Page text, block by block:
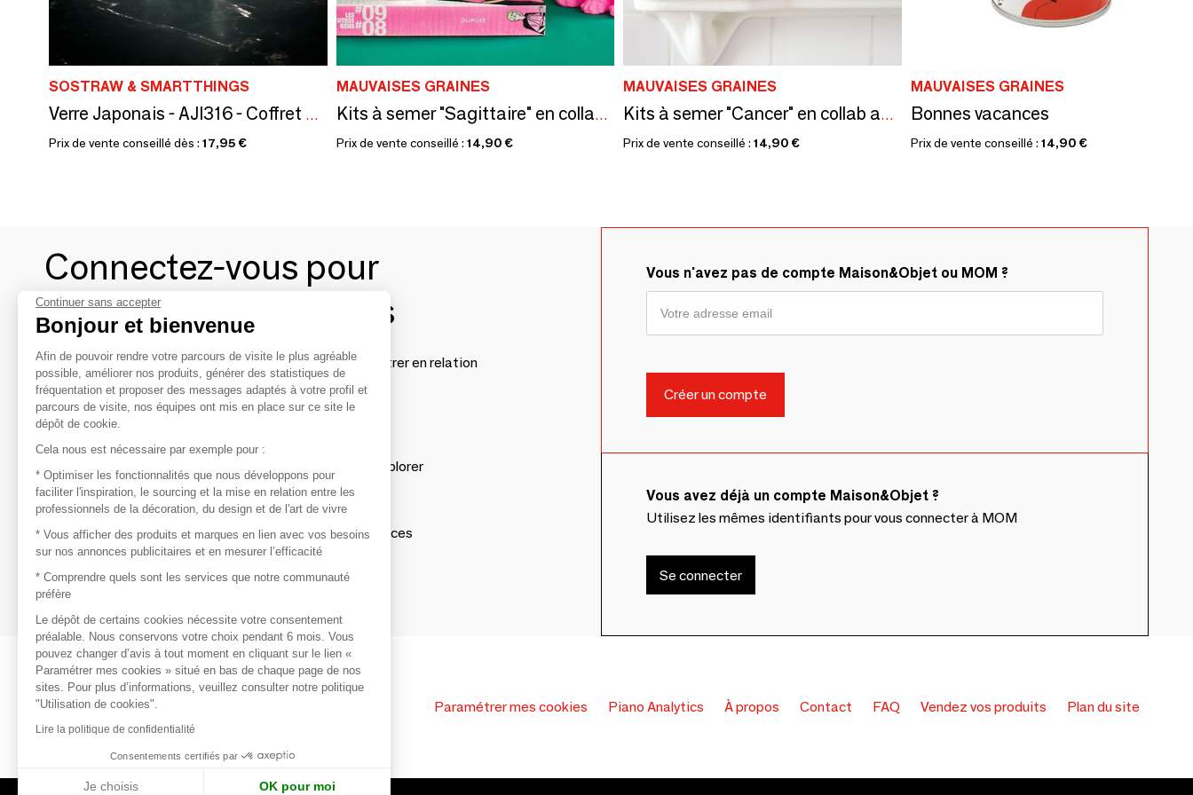
SOSTRAW & SMARTTHINGS
Verre Japonais - AJI316 - Coffret cadeau, dessous de verre et glaçons
Prix de vente conseillé dès : 17,95 €
MAUVAISES GRAINES
Kits à semer "Sagittaire" en collab avec "Tout est Dit"
Prix de vente conseillé : 14,90 €
MAUVAISES GRAINES
Kits à semer "Cancer" en collab avec "Tout est Dit"
Prix de vente conseillé : 14,90 €
MAUVAISES GRAINES
Bonnes vacances
Prix de vente conseillé : 14,90 €
Connectez-vous pour
contacter les marques
Afin de profiter au mieux de l'expérience MOM et de rentrer en relation
avec vos marques préférées, créez-vous un compte.
Découvrir
Les produits de milliers de fournisseurs à explorer
S'inspirer
Inspiration et sélections de produits tendances
Contacter
Vous n'avez pas de compte Maison&Objet ou MOM ?
Vous avez déjà un compte Maison&Objet ?
Utilisez les mêmes identifiants pour vous connecter à MOM
Se connecter
Paramétrer mes cookies Piano Analytics À propos Contact FAQ Vendez vos produits Plan du site
Continuer sans accepter
Bonjour et bienvenue
Afin de pouvoir rendre votre parcours de visite le plus agréable
possible, améliorer nos produits, générer des statistiques de
fréquentation et proposer des messages adaptés à votre profil et
parcours de visite, nos équipes ont mis en place sur ce site le
dépôt de cookie.
Cela nous est nécessaire par exemple pour :
* Optimiser les fonctionnalités que nous développons pour
faciliter l'inspiration, le sourcing et la mise en relation entre les
professionnels de la décoration, du design et de l'art de vivre
* Vous afficher des produits et marques en lien avec vos besoins
sur nos annonces publicitaires et en mesurer l’efficacité
* Comprendre quels sont les services que notre communauté
préfère
Le dépôt de certains cookies nécessite votre consentement
préalable. Nous conservons votre choix pendant 6 mois. Vous
pouvez changer d’avis à tout moment en cliquant sur le lien «
Paramétrer mes cookies » situé en bas de chaque page de nos
sites. Pour plus d’informations, veuillez consulter notre politique
"Utilisation de cookies".
Lire la politique de confidentialité
Consentements certifiés par
Je choisis OK pour moi